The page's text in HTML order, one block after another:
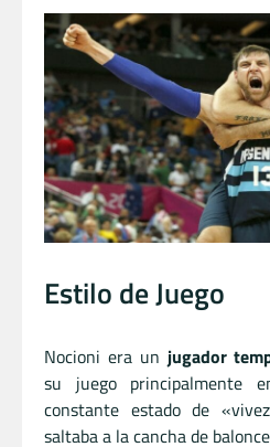
Estilo de Juego
Nocioni era un jugador
su juego
constante estado de
saltaba a la cancha de